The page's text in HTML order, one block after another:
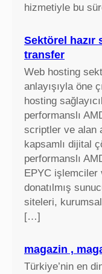
r
,
e
k
a
n
k
a
r
t
i
y
hizmetiyle bu
Sektörel hazır
transfer
Web hosting
anlayışıyla öne
hosting
performanslı
scriptler ve alan
kapsamlı dijital
performanslı
EPYC işlemciler
donatılmış
siteleri,
[…]
magazin ,
Türkiye’nin en